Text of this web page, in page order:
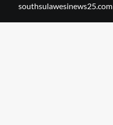
southsulawesinews25.com